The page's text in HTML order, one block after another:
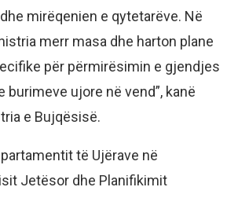
mirëqenien e qytetarëve. Në
merr masa dhe harton plane
për përmirësimin e gjendjes
burimeve ujore në vend”, kanë
e Bujqësisë.
të Ujërave në
Jetësor dhe Planifikimit